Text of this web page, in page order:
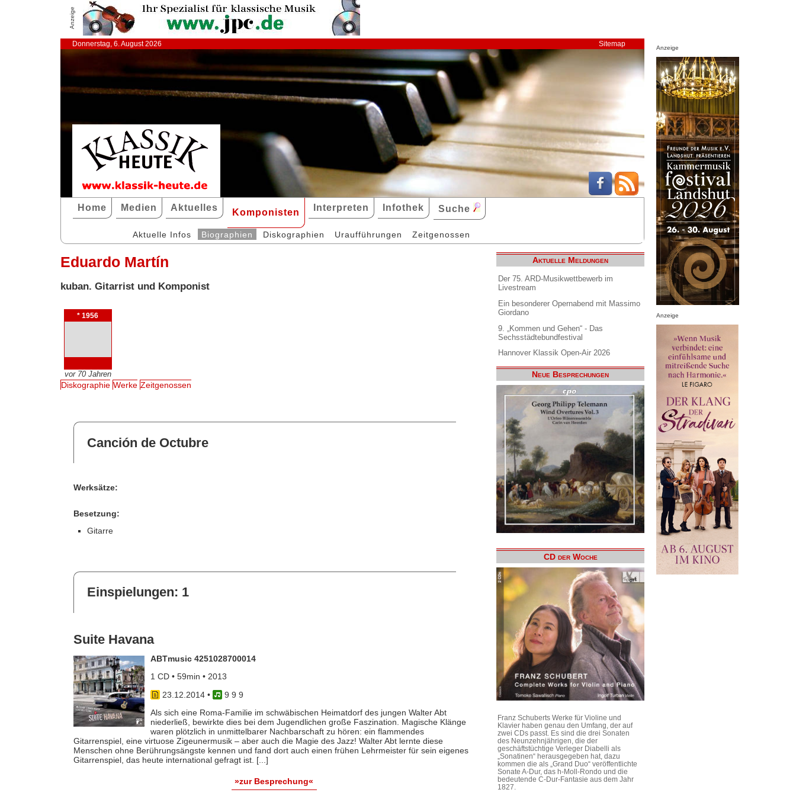
Anzeige
Donnerstag, 6. August 2026 Sitemap
Home Medien Aktuelles Komponisten Interpreten Infothek Suche
Aktuelle Infos Biographien Diskographien Uraufführungen Zeitgenossen
Eduardo Martín
kuban. Gitarrist und Komponist
* 1956
vor 70 Jahren
Diskographie Werke Zeitgenossen
Canción de Octubre
Werksätze:
Besetzung:
Gitarre
Einspielungen: 1
Suite Havana
ABTmusic 4251028700014
1 CD • 59min • 2013
23.12.2014•
9 9 9
Als sich eine Roma-Familie im schwäbischen Heimatdorf des jungen Walter Abt
niederließ, bewirkte dies bei dem Jugendlichen große Faszination. Magische Klänge
waren plötzlich in unmittelbarer Nachbarschaft zu hören: ein flammendes
Gitarrenspiel, eine virtuose Zigeunermusik – aber auch die Magie des Jazz! Walter Abt lernte diese
Menschen ohne Berührungsängste kennen und fand dort auch einen frühen Lehrmeister für sein eigenes
Gitarrenspiel, das heute international gefragt ist. [...]
»zur Besprechung«
Aktuelle Meldungen
Der 75. ARD-Musikwettbewerb im
Livestream
Ein besonderer Opernabend mit Massimo
Giordano
9. „Kommen und Gehen“ - Das
Sechsstädtebundfestival
Hannover Klassik Open-Air 2026
Neue Besprechungen
CD der Woche
Franz Schuberts Werke für Violine und
Klavier haben genau den Umfang, der auf
zwei CDs passt. Es sind die drei Sonaten
des Neunzehnjährigen, die der
geschäftstüchtige Verleger Diabelli als
„Sonatinen“ herausgegeben hat, dazu
kommen die als „Grand Duo“ veröffentlichte
Sonate A-Dur, das h-Moll-Rondo und die
bedeutende C-Dur-Fantasie aus dem Jahr
1827.
Anzeige
Anzeige